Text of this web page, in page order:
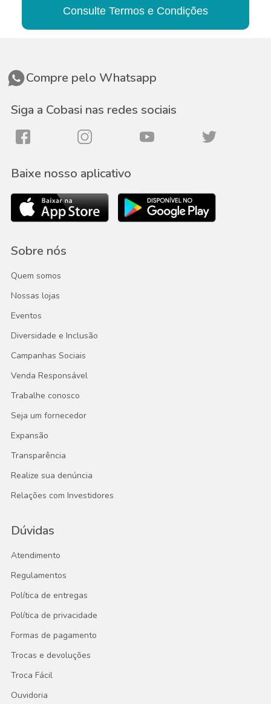
Consulte Termos e Condições
Sobre nós
Quem somos
Nossas lojas
Eventos
Diversidade e Inclusão
Campanhas Sociais
Venda Responsável
Trabalhe conosco
Seja um fornecedor
Expansão
Transparência
Realize sua denúncia
Relações com Investidores
Dúvidas
Atendimento
Regulamentos
Política de entregas
Política de privacidade
Formas de pagamento
Trocas e devoluções
Troca Fácil
Ouvidoria
Compre pelo Whatsapp
Siga a Cobasi nas redes sociais
Baixe nosso aplicativo